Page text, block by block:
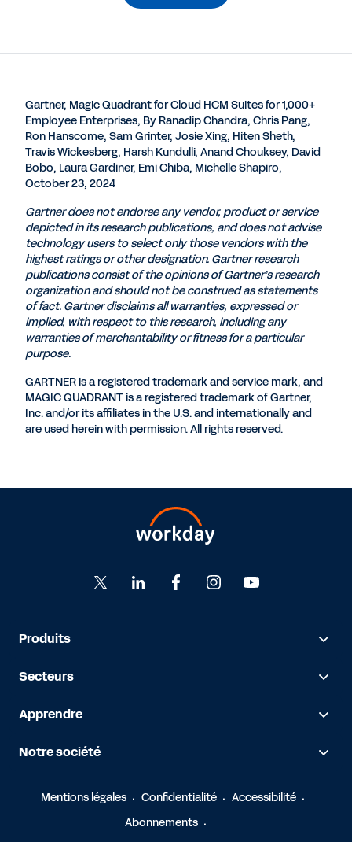
Gartner, Magic Quadrant for Cloud HCM Suites for 1,000+
Employee Enterprises, By Ranadip Chandra, Chris Pang,
Ron Hanscome, Sam Grinter, Josie Xing, Hiten Sheth,
Travis Wickesberg, Harsh Kundulli, Anand Chouksey, David
Bobo, Laura Gardiner, Emi Chiba, Michelle Shapiro,
October 23, 2024
Gartner does not endorse any vendor, product or service
depicted in its research publications, and does not advise
technology users to select only those vendors with the
highest ratings or other designation. Gartner research
publications consist of the opinions of Gartner’s research
organization and should not be construed as statements
of fact. Gartner disclaims all warranties, expressed or
implied, with respect to this research, including any
warranties of merchantability or fitness for a particular
purpose.
GARTNER is a registered trademark and service mark, and
MAGIC QUADRANT is a registered trademark of Gartner,
Inc. and/or its affiliates in the U.S. and internationally and
are used herein with permission. All rights reserved.
Produits
Secteurs
Apprendre
Notre société
Mentions légales Confidentialité
Accessibilité
Abonnements